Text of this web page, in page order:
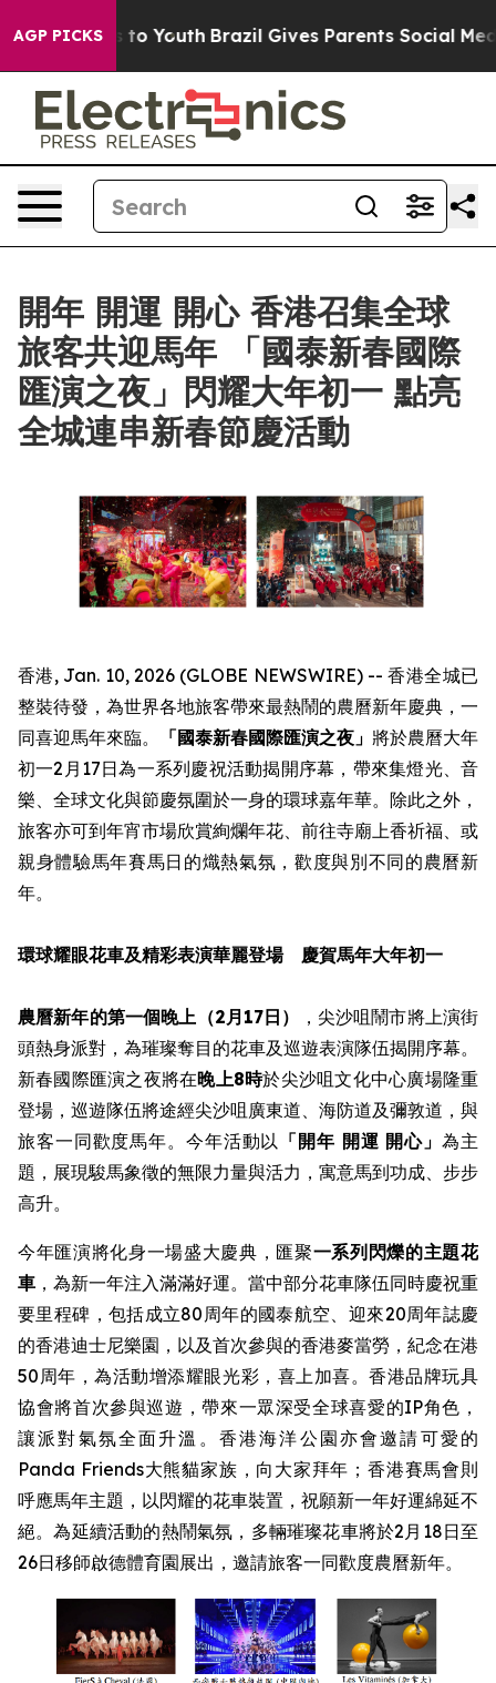
AGP PICKSto Youth Brazil Gives Parents Social Media
開年 開運 開心 香港召集全球
旅客共迎馬年 「國泰新春國際
匯演之夜」閃耀大年初一 點亮
全城連串新春節慶活動
香港, Jan. 10, 2026 (GLOBE NEWSWIRE) -- 香港全城已
整裝待發，為世界各地旅客帶來最熱鬧的農曆新年慶典，一
同喜迎馬年來臨。
「國泰新春國際匯演之夜」 將於農曆大年
初一2月17日為一系列慶祝活動揭開序幕，帶來集燈光、音
樂、全球文化與節慶氛圍於一身的環球嘉年華。除此之外，
旅客亦可到年宵市場欣賞絢爛年花、前往寺廟上香祈福、或
親身體驗馬年賽馬日的熾熱氣氛，歡度與別不同的農曆新
年。
環球耀眼花車及精彩表演華麗登場 慶賀馬年大年初一
農曆新年的第一個晚上（2月17日）
，尖沙咀鬧市將上演街
頭熱身派對，為璀璨奪目的花車及巡遊表演隊伍揭開序幕。
新春國際匯演之夜將在晚上8時於尖沙咀文化中心廣場隆重
登場，巡遊隊伍將途經尖沙咀廣東道、海防道及彌敦道，與
旅客一同歡度馬年。今年活動以 「開年 開運 開心」為主
題，展現駿馬象徵的無限力量與活力，寓意馬到功成、步步
高升。
今年匯演將化身一場盛大慶典，匯聚一系列閃爍的主題花
車 ，為新一年注入滿滿好運。當中部分花車隊伍同時慶祝重
要里程碑，包括成立80周年的國泰航空、迎來20周年誌慶
的香港迪士尼樂園，以及首次參與的香港麥當勞，紀念在港
50周年，為活動增添耀眼光彩，喜上加喜。香港品牌玩具
協會將首次參與巡遊，帶來一眾深受全球喜愛的IP角色，
讓派對氣氛全面升溫。香港海洋公園亦會邀請可愛的
Panda Friends大熊貓家族，向大家拜年；香港賽馬會則
呼應馬年主題，以閃耀的花車裝置，祝願新一年好運綿延不
絕。為延續活動的熱鬧氣氛，多輛璀璨花車將於2月18日至
26日移師啟德體育園展出，邀請旅客一同歡度農曆新年。